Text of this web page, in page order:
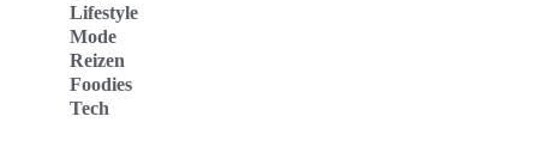
Lifestyle
Mode
Reizen
Foodies
Tech